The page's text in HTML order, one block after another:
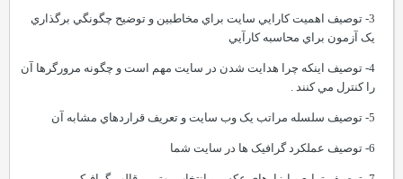
3- توصيف اهميت کارايي سايت براي مخاطبين و توضيح چگونگي برگذاري
يک آزمون براي محاسبه کارآيي
4- توصيف اينکه چرا هدايت شدن در سايت مهم است و چگونه مرورگرها آن
را کنترل مي کنند .